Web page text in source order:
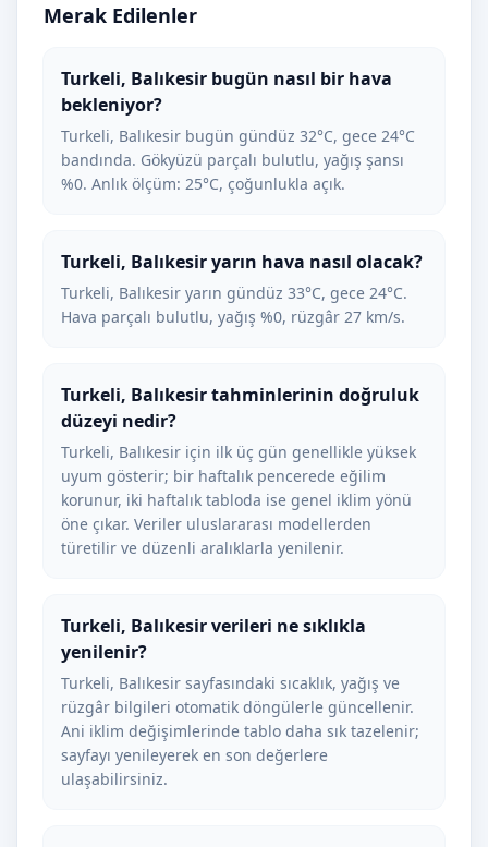
Merak Edilenler
Turkeli, Balıkesir bugün nasıl bir hava
bekleniyor?
Turkeli, Balıkesir bugün gündüz 32°C, gece 24°C
bandında. Gökyüzü parçalı bulutlu, yağış şansı
%0. Anlık ölçüm: 25°C, çoğunlukla açık.
Turkeli, Balıkesir yarın hava nasıl olacak?
Turkeli, Balıkesir yarın gündüz 33°C, gece 24°C.
Hava parçalı bulutlu, yağış %0, rüzgâr 27 km/s.
Turkeli, Balıkesir tahminlerinin doğruluk
düzeyi nedir?
Turkeli, Balıkesir için ilk üç gün genellikle yüksek
uyum gösterir; bir haftalık pencerede eğilim
korunur, iki haftalık tabloda ise genel iklim yönü
öne çıkar. Veriler uluslararası modellerden
türetilir ve düzenli aralıklarla yenilenir.
Turkeli, Balıkesir verileri ne sıklıkla
yenilenir?
Turkeli, Balıkesir sayfasındaki sıcaklık, yağış ve
rüzgâr bilgileri otomatik döngülerle güncellenir.
Ani iklim değişimlerinde tablo daha sık tazelenir;
sayfayı yenileyerek en son değerlere
ulaşabilirsiniz.